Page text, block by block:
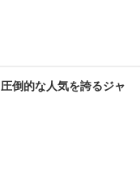
圧倒的な人気を誇るジャ